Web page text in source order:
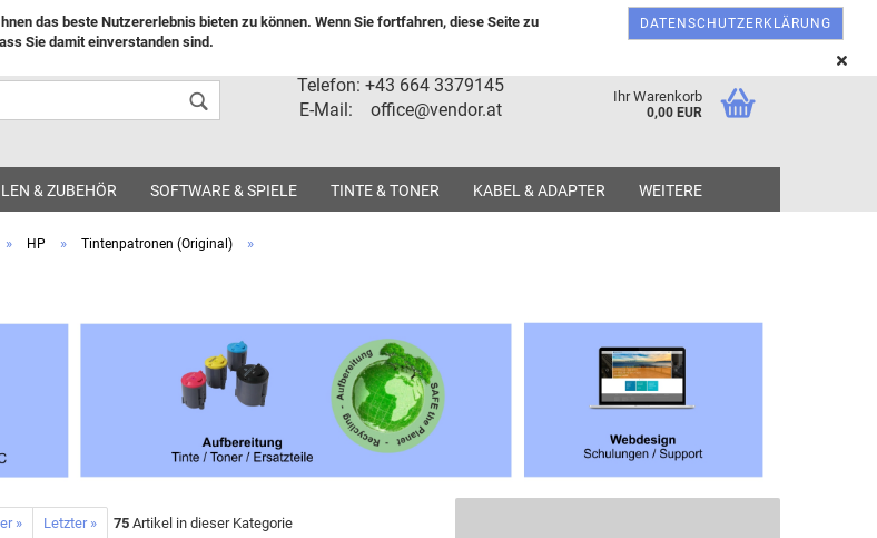
Österreich
Konto erstellen
Passwort vergessen?
Merkzettel
Telefon: +43 664 3379145
E-Mail: office@vendor.at
Ihr Warenkorb
0,00 EUR
das beste Nutzererlebnis bieten zu können. Wenn Sie fortfahren, diese Seite zu
Sie damit einverstanden sind.
DATENSCHUTZERKLÄRUNG
& ZUBEHÖR SOFTWARE & SPIELE TINTE & TONER KABEL & ADAPTER WEITERE
» HP » Tintenpatronen (Original) »
» Letzter » 75Artikel in dieser Kategorie